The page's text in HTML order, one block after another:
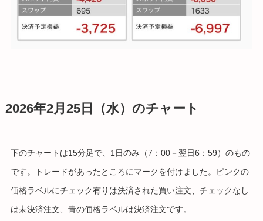
2026年2月25日（水）のチャート
下のチャートは15分足で、1日のみ（7：00－翌日6：59）のもの
です。トレードがあったところにマークを付けました。ピンクの
価格ラベルにチェック有りは決済された買い注文、チェックなし
は未決済注文、青の価格ラベルは決済注文です。